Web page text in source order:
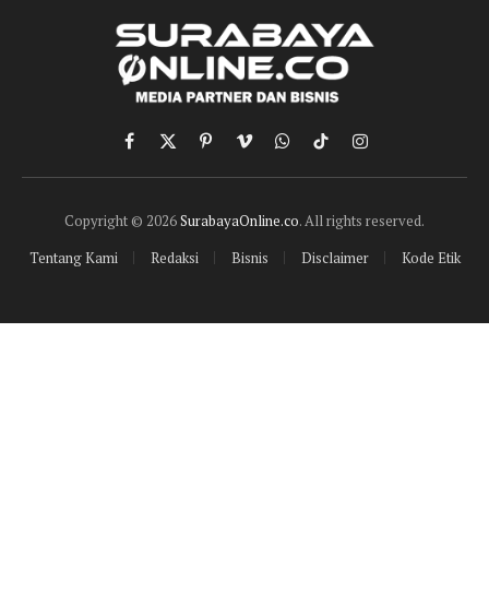
Facebook
X
(Twitter)
PinterestVimeoWhatsApp
TikTokInstagram
Copyright © 2026SurabayaOnline.co. All rights reserved.
Tentang Kami
Redaksi Bisnis Disclaimer Kode Etik